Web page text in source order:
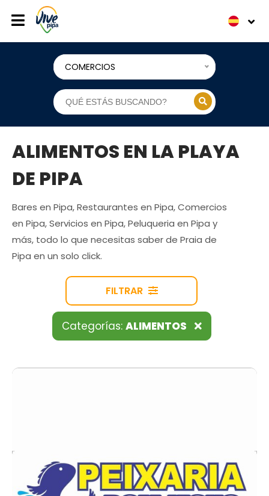
COMERCIOS
ALIMENTOS EN LA PLAYA
DE PIPA
Bares en Pipa, Restaurantes en Pipa, Comercios
en Pipa, Servicios en Pipa, Peluqueria en Pipa y
más, todo lo que necesitas saber de Praia de
Pipa en un solo click.
FILTRAR
Categorías: ALIMENTOS